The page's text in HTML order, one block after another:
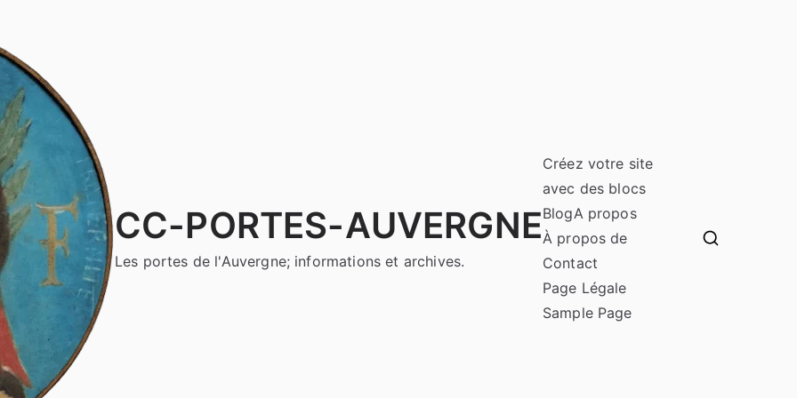
CC-PORTES-AUVERGNE
Les portes de l'Auvergne; informations et archives.
Créez votre site
avec des blocs
BlogA propos
À propos de
Contact
Page Légale
Sample Page